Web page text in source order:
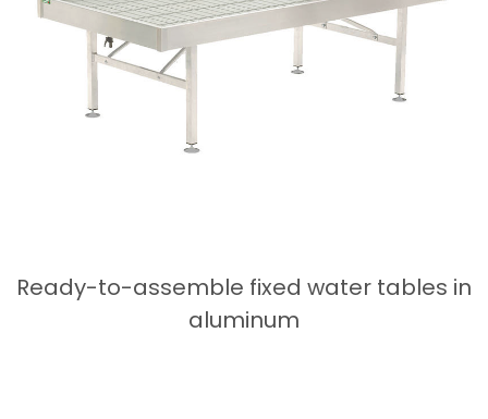
Ready-to-assemble fixed water tables in
aluminum